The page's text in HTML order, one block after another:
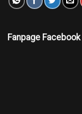
Fanpage Facebook